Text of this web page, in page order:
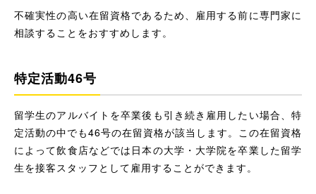
不確実性の高い在留資格であるため、雇用する前に専門家に
相談することをおすすめします。
特定活動46号
留学生のアルバイトを卒業後も引き続き雇用したい場合、特
定活動の中でも46号の在留資格が該当します。この在留資格
によって飲食店などでは日本の大学・大学院を卒業した留学
生を接客スタッフとして雇用することができます。